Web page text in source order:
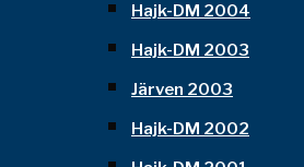
Hajk-DM 2004
Hajk-DM 2003
Järven 2003
Hajk-DM 2002